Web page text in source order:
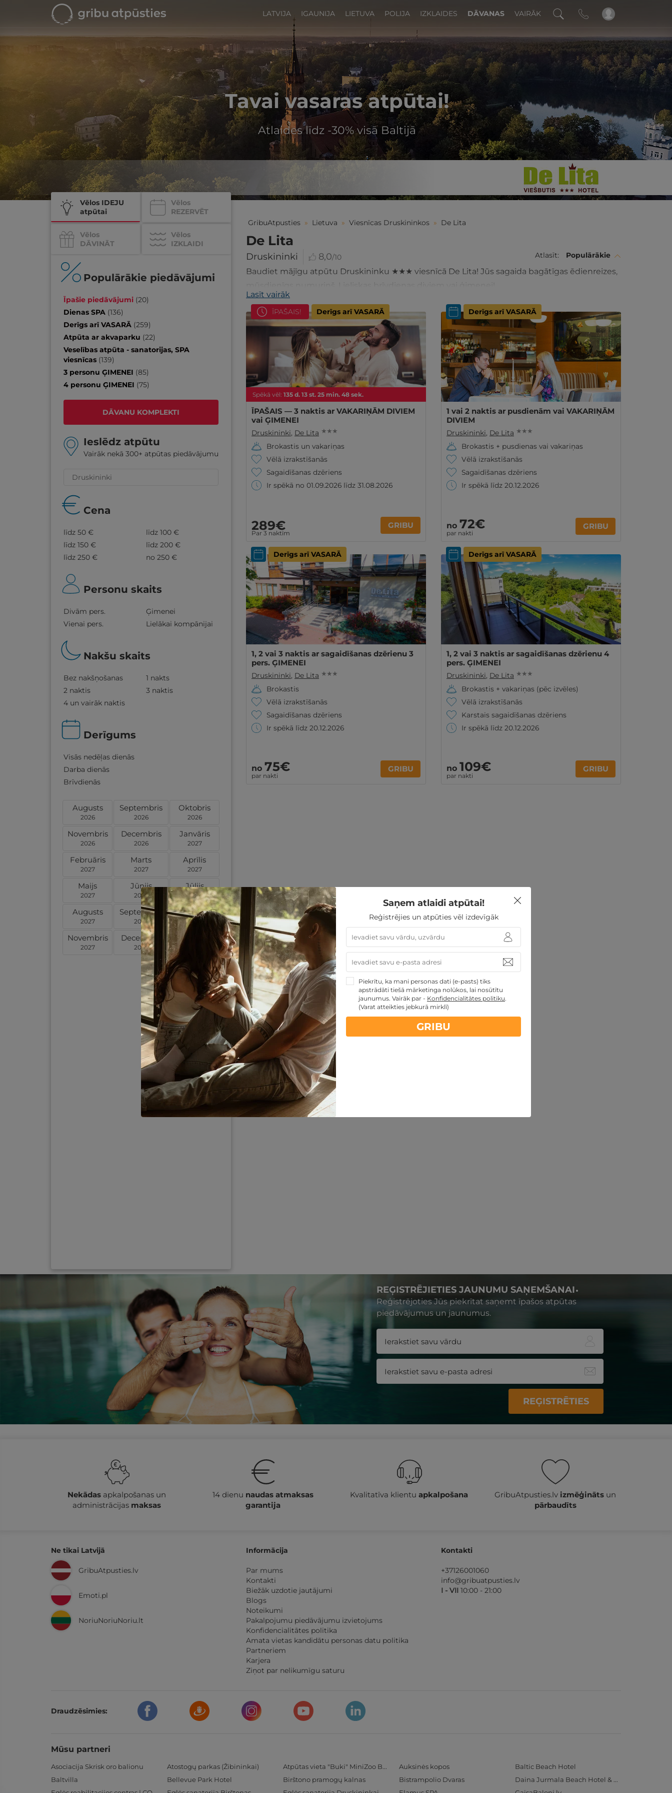
LATVIJA IGAUNIJA LIETUVA POLIJA IZKLAIDES DĀVANAS VAIRĀK
Tavai vasaras atpūtai!
Atlaides līdz -30% visā Baltijā
GribuAtpusties » Lietuva » Viesnīcas Druskininkos » De Lita
Vēlos IDEJU
atpūtai
Vēlos
REZERVĒT
Vēlos
DĀVINĀT
Vēlos
IZKLAIDI
Populārākie piedāvājumi
Īpašie piedāvājumi (20)
Dienas SPA (136)
Derīgs arī VASARĀ (259)
Atpūta ar akvaparku (22)
Veselības atpūta - sanatorijas, SPA
viesnīcas (139)
3 personu ĢIMENEI (85)
4 personu ĢIMENEI (75)
DĀVANU KOMPLEKTI
Ieslēdz atpūtu
Vairāk nekā 300+ atpūtas piedāvājumu
Cena
līdz 50 €
līdz 100 €
līdz 150 €
līdz 200 €
līdz 250 €
no 250 €
Personu skaits
Divām pers.
Ģimenei
Vienai pers.
Lielākai kompānijai
Nakšu skaits
Bez nakšņošanas
1 nakts
2 naktis
3 naktis
4 un vairāk naktis
Derīgums
Visās nedēļas dienās
Darba dienās
Brīvdienās
Augusts
2026
Septembris
2026
Oktobris
2026
Novembris
2026
Decembris
2026
Janvāris
2027
Februāris
2027
Marts
2027
Aprīlis
2027
Maijs
2027
Jūnijs
2027
Jūlijs
2027
Augusts
2027
Septembris
2027
Oktobris
2027
Novembris
2027
Decembris
2027
Janvāris
Atlasīt: Populārākie
De Lita
Druskininki 8,0/10
Baudiet mājīgu atpūtu Druskininku ★★★ viesnīcā De Lita! Jūs sagaida bagātīgas ēdienreizes,
mūsdienīgs numuriņš. Lieliskas brīvdienas diviem vai ģimenei!
Lasīt vairāk
Spēkā vēl: 135 d. 13 st. 25 min. 46 sek.
ĪPAŠAIS! Derīgs arī VASARĀ
ĪPAŠAIS — 3 naktis ar VAKARIŅĀM DIVIEM
vai ĢIMENEI
Druskininki, De Lita ★ ★ ★
Brokastis un vakariņas
Vēlā izrakstīšanās
Sagaidīšanas dzēriens
Ir spēkā no 01.09.2026 līdz 31.08.2026
289€
Par 3 naktīm
GRIBU
Derīgs arī VASARĀ
1 vai 2 naktis ar pusdienām vai VAKARIŅĀM
DIVIEM
Druskininki, De Lita ★ ★ ★
Brokastis + pusdienas vai vakariņas
Vēlā izrakstīšanās
Sagaidīšanas dzēriens
Ir spēkā līdz 20.12.2026
no 72€
par nakti
GRIBU
Derīgs arī VASARĀ
1, 2 vai 3 naktis ar sagaidīšanas dzērienu 3
pers. ĢIMENEI
Druskininki, De Lita ★ ★ ★
Brokastis
Vēlā izrakstīšanās
Sagaidīšanas dzēriens
Ir spēkā līdz 20.12.2026
no 75€
par nakti
GRIBU
Derīgs arī VASARĀ
1, 2 vai 3 naktis ar sagaidīšanas dzērienu 4
pers. ĢIMENEI
Druskininki, De Lita ★ ★ ★
Brokastis + vakariņas (pēc izvēles)
Vēlā izrakstīšanās
Karstais sagaidīšanas dzēriens
Ir spēkā līdz 20.12.2026
no 109€
par nakti
GRIBU
REĢISTRĒJIETIES JAUNUMU SAŅEMŠANAI
Reģistrējoties Jūs piekrītat saņemt īpašos atpūtas
piedāvājumus un jaunumus.
REĢISTRĒTIES
Nekādasapkalpošanas un
administrācijas maksas
14 dienu naudas atmaksas
garantija
Kvalitatīva klientuapkalpošana GribuAtpusties.lv izmēģināts un
pārbaudīts
Ne tikai Latvijā
GribuAtpusties.lv
Emoti.pl
NoriuNoriuNoriu.lt
Informācija
Par mums
Kontakti
Biežāk uzdotie jautājumi
Blogs
Noteikumi
Pakalpojumu piedāvājumu izvietojums
Konfidencialitātes politika
Amata vietas kandidātu personas datu politika
Partneriem
Karjera
Ziņot par nelikumīgu saturu
Kontakti
+37126001060
info@gribuatpusties.lv
I - VII 10:00 - 21:00
Draudzēsimies:
Mūsu partneri
Asociacija Skrisk oro balionu Atostogų parkas (Žibininkai) Atpūtas vieta "Buki" MiniZoo BUKS Auksinės kopos
Baltic Beach Hotel
Baltvilla
Bellevue Park Hotel Birštono pramogų kalnas Bistrampolio Dvaras
Daina Jurmala Beach Hotel & SPA
Saņem atlaidi atpūtai!
Reģistrējies un atpūties vēl izdevīgāk
Piekrītu, ka mani personas dati (e-pasts) tiks
apstrādāti tiešā mārketinga nolūkos, lai nosūtītu
jaunumus. Vairāk par - Konfidencialitātes politiku.
(Varat atteikties jebkurā mirklī)
GRIBU